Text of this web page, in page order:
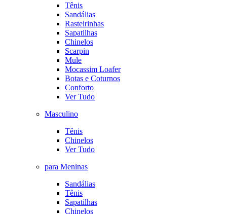
Tênis
Sandálias
Rasteirinhas
Sapatilhas
Chinelos
Scarpin
Mule
Mocassim Loafer
Botas e Coturnos
Conforto
Ver Tudo
Masculino
Tênis
Chinelos
Ver Tudo
para Meninas
Sandálias
Tênis
Sapatilhas
Chinelos